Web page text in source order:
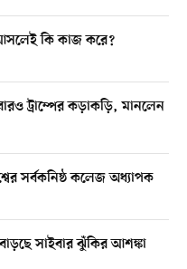
কি কাজ করে?
ট্রাম্পের কড়াকড়ি, মানলেন
সর্বকনিষ্ঠ কলেজ অধ্যাপক
সাইবার ঝুঁকির আশঙ্কা